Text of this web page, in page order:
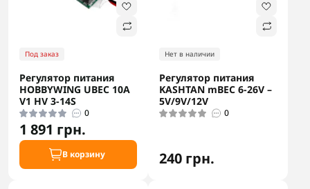
Под заказ
Регулятор питания
HOBBYWING UBEC 10A
V1 HV 3-14S
0
1 891 грн.
В корзину
Нет в наличии
Регулятор питания
KASHTAN mBEC 6-26V –
5V/9V/12V
0
240 грн.